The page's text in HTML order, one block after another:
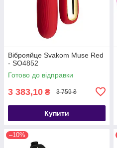
Віброяйце Svakom Muse Red
- SO4852
Готово до відправки
3 383,10 ₴ 3 759 ₴
Купити
–10%